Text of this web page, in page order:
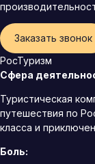
Заказать звонок
РосТуризм
Сфера
Туристическая
путешествия по
класса и
Боль: